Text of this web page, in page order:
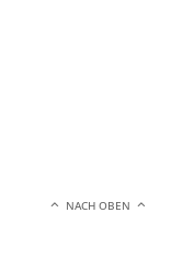
NACH OBEN